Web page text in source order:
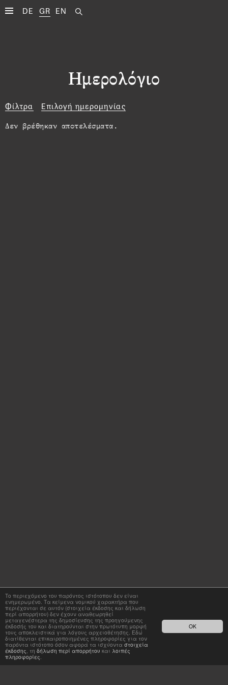
DE GR EN
Ημερολόγιο
Φίλτρα Επιλογή ημερομηνίας
Δεν βρέθηκαν αποτελέσματα.
OK
Το περιεχόμενο του παρόντος ιστότοπου δεν είναι
ενημερωμένο. Τα κείμενα νομικού χαρακτήρα που
περιέχονται σε αυτόν (στοιχεία έκδοσης και δήλωση
περί απορρήτου) δεν έχουν αναθεωρηθεί
μεταγενέστερα της δημοσίευσης της προηγούμενης
έκδοσής του και διατηρούνται στην πρωτότυπη μορφή
τους αποκλειστικά για λόγους αρχειοθέτησης. Εδώ
διατίθενται επικαιροποιημένες πληροφορίες για τον
παρόντα ιστότοπο όσον αφορά τα ισχύοντα στοιχεία
έκδοσης, τη δήλωση περί απορρήτου και λοιπές
πληροφορίες.